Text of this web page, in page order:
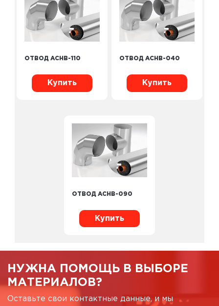
ОТВОД ACHB-110
Купить
ОТВОД ACHB-040
Купить
ОТВОД ACHB-090
Купить
НУЖНА ПОМОЩЬ В ВЫБОРЕ
МАТЕРИАЛОВ?
Оставьте свои контактные данные, и мы